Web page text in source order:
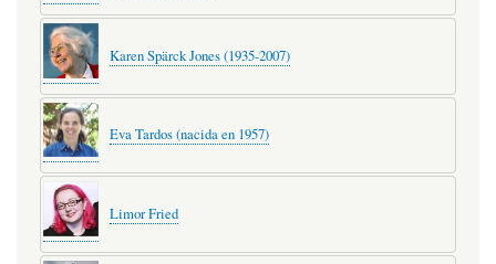
Karen Spärck Jones (1935-2007)
Eva Tardos (nacida en 1957)
Limor Fried